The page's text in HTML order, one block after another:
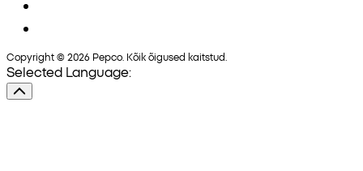
Copyright © 2026 Pepco. Kõik õigused kaitstud.
Selected Language: